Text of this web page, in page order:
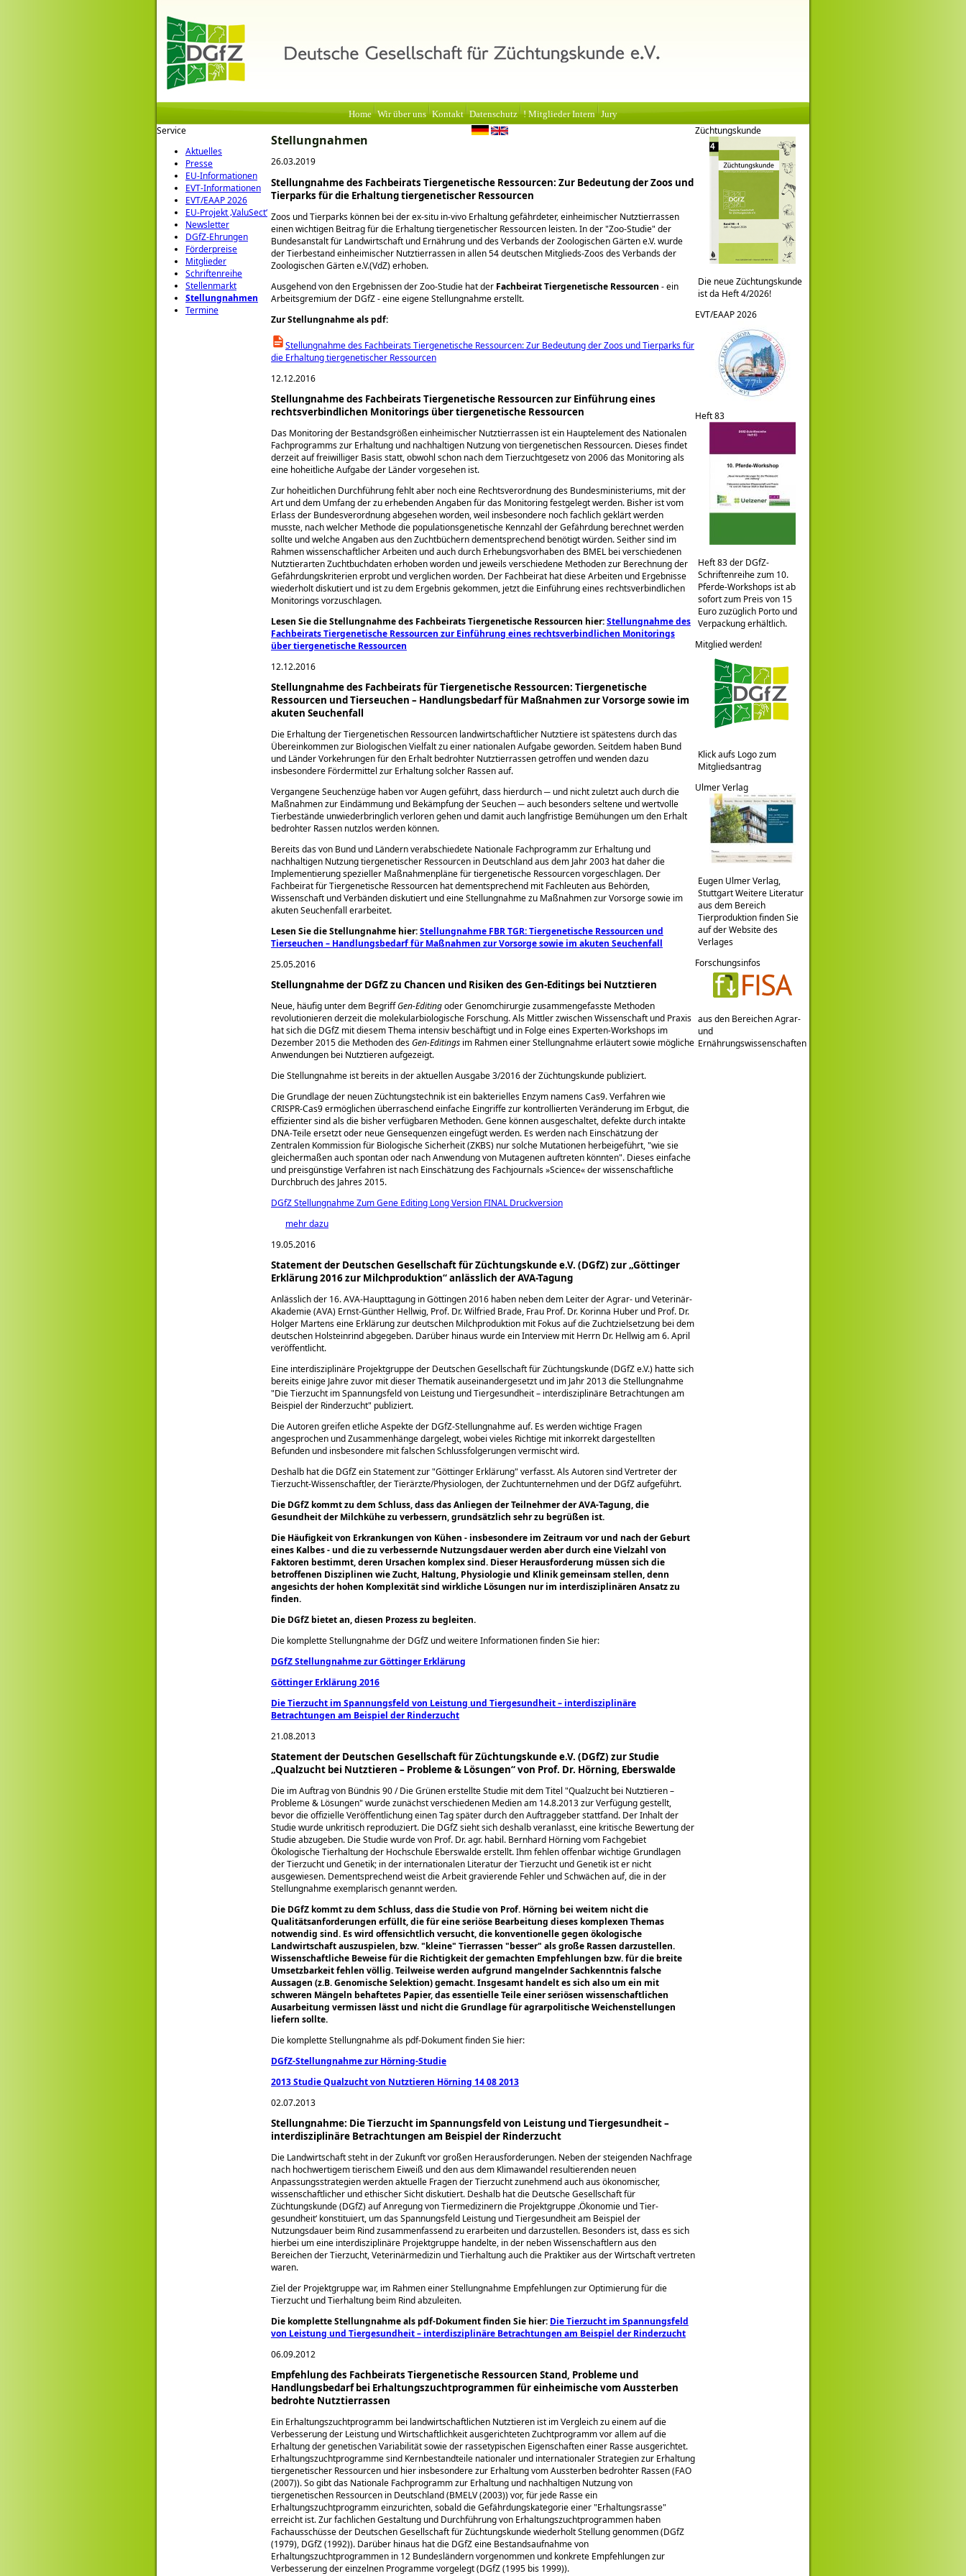
Home Wir über uns Kontakt Datenschutz ! Mitglieder Intern Jury
Service
Aktuelles
Presse
EU-Informationen
EVT-Informationen
EVT/EAAP 2026
EU-Projekt ‚ValuSect‘
Newsletter
DGfZ-Ehrungen
Förderpreise
Mitglieder
Schriftenreihe
Stellenmarkt
Stellungnahmen
Termine
Stellungnahmen
26.03.2019
Stellungnahme des Fachbeirats Tiergenetische Ressourcen: Zur Bedeutung der Zoos und
Tierparks für die Erhaltung tiergenetischer Ressourcen
Zoos und Tierparks können bei der ex-situ in-vivo Erhaltung gefährdeter, einheimischer Nutztierrassen
einen wichtigen Beitrag für die Erhaltung tiergenetischer Ressourcen leisten. In der Zoo-Studie der
Bundesanstalt für Landwirtschaft und Ernährung und des Verbands der Zoologischen Gärten e.V. wurde
der Tierbestand einheimischer Nutztierrassen in allen 54 deutschen Mitglieds-Zoos des Verbands der
Zoologischen Gärten e.V.(VdZ) erhoben.
Ausgehend von den Ergebnissen der Zoo-Studie hat der Fachbeirat Tiergenetische Ressourcen - ein
Arbeitsgremium der DGfZ - eine eigene Stellungnahme erstellt.
Zur Stellungnahme als pdf:
Stellungnahme des Fachbeirats Tiergenetische Ressourcen: Zur Bedeutung der Zoos und Tierparks für
die Erhaltung tiergenetischer Ressourcen
12.12.2016
Stellungnahme des Fachbeirats Tiergenetische Ressourcen zur Einführung eines
rechtsverbindlichen Monitorings über tiergenetische Ressourcen
Das Monitoring der Bestandsgrößen einheimischer Nutztierrassen ist ein Hauptele­ment des Nationalen
Fachprogramms zur Erhaltung und nachhaltigen Nutzung von tiergenetischen Ressourcen. Dieses findet
derzeit auf freiwilliger Basis statt, obwohl schon nach dem Tierzuchtgesetz von 2006 das Monitoring als
eine hoheitliche Auf­gabe der Länder vorgesehen ist.
Zur hoheitlichen Durchführung fehlt aber noch eine Rechtsverordnung des Bundesmi­nisteriums, mit der
Art und dem Umfang der zu erhebenden Angaben für das Monitoring festgelegt werden. Bisher ist vom
Erlass der Bundesverordnung abgesehen worden, weil insbesondere noch fachlich geklärt werden
musste, nach welcher Methode die populationsgenetische Kennzahl der Gefährdung berechnet werden
sollte und welche Angaben aus den Zuchtbüchern dementsprechend benötigt würden. Seither sind im
Rahmen wissenschaftlicher Arbeiten und auch durch Erhebungsvorhaben des BMEL bei verschiedenen
Nutztierarten Zuchtbuchdaten erhoben worden und jeweils verschie­dene Methoden zur Berechnung der
Gefährdungskriterien erprobt und vergli­chen worden. Der Fachbeirat hat diese Arbeiten und Ergebnisse
wiederholt diskutiert und ist zu dem Ergebnis gekommen, jetzt die Einführung eines rechtsverbindlichen
Monitorings vorzuschlagen.
Lesen Sie die Stellungnahme des Fachbeirats Tiergenetische Ressourcen hier:Stellungnahme des
Fachbeirats Tiergenetische Ressourcen zur Einführung eines rechtsverbindlichen Monitorings
über tiergenetische Ressourcen
12.12.2016
Stellungnahme des Fachbeirats für Tiergenetische Ressour­cen: Tiergenetische
Ressourcen und Tierseuchen – Handlungsbedarf für Maßnahmen zur Vorsorge sowie im
akuten Seuchenfall
Die Erhaltung der Tiergenetischen Ressourcen landwirtschaftlicher Nutztiere ist spätes­tens durch das
Übereinkommen zur Biologischen Vielfalt zu einer nationalen Aufgabe geworden. Seitdem haben Bund
und Länder Vorkehrungen für den Erhalt bedrohter Nutztierrassen getroffen und wenden dazu
insbesondere Fördermittel zur Erhaltung solcher Rassen auf.
Vergangene Seuchenzüge haben vor Augen geführt, dass hierdurch ─ und nicht zu­letzt auch durch die
Maßnahmen zur Eindämmung und Bekämpfung der Seuchen ─ auch besonders seltene und wertvolle
Tierbestände unwiederbringlich verloren gehen und damit auch langfristige Bemühungen um den Erhalt
bedrohter Rassen nutzlos werden können.
Bereits das von Bund und Ländern verabschiedete Nationale Fachprogramm zur Erhal­tung und
nachhaltigen Nutzung tiergenetischer Ressourcen in Deutschland aus dem Jahr 2003 hat daher die
Implementierung spezieller Maßnahmenpläne für tiergene­tische Ressourcen vorgeschlagen. Der
Fachbeirat für Tiergenetische Ressour­cen hat dementsprechend mit Fachleuten aus Behörden,
Wissenschaft und Verbänden diskutiert und eine Stellungnahme zu Maßnahmen zur Vorsorge sowie im
akuten Seuchenfall erarbeitet.
Lesen Sie die Stellungnahme hier:Stellungnahme FBR TGR: Tiergenetische Ressourcen und
Tierseuchen – Handlungsbedarf für Maßnahmen zur Vorsorge sowie im akuten Seuchenfall
25.05.2016
Stellungnahme der DGfZ zu Chancen und Risiken des Gen-Editings bei Nutztieren
Neue, häufig unter dem BegriffGen-Editingoder Genomchirurgie zusammengefasste Methoden
revolutionieren derzeit die molekularbiologische Forschung. Als Mittler zwischen Wissenschaft und Praxis
hat sich die DGfZ mit diesem Thema intensiv beschäftigt und in Folge eines Experten-Workshops im
Dezember 2015 die Methoden desGen-Editings im Rahmen einer Stellungnahme erläutert sowie mögliche
Anwendungen bei Nutztieren aufgezeigt.
Die Stellungnahme ist bereits in der aktuellen Ausgabe 3/2016 der Züchtungskunde publiziert.
Die Grundlage der neuen Züchtungstechnik ist ein bakterielles Enzym namens Cas9. Verfahren wie
CRISPR-Cas9 ermöglichen überraschend einfache Eingriffe zur kontrollierten Veränderung im Erbgut, die
effizienter sind als die bisher verfügbaren Methoden. Gene können ausgeschaltet, defekte durch intakte
DNA-Teile ersetzt oder neue Gen­sequenzen eingefügt werden. Es werden nach Einschätzung der
Zentralen Kommission für Biologische Sicherheit (ZKBS) nur solche Mutationen herbeigeführt, wie sie
gleichermaßen auch spontan oder nach Anwendung von Mutagenen auftreten könnten . Dieses einfache
und preisgünstige Verfahren ist nach Einschätzung des Fachjournals »Science« der wissenschaftliche
Durchbruch des Jahres 2015.
DGfZ Stellungnahme Zum Gene Editing Long Version FINAL Druckversion
mehr dazu
19.05.2016
Statement der Deutschen Gesellschaft für Züchtungskunde e.V. (DGfZ) zur „Göttinger
Erklärung 2016 zur Milchproduktion“ anlässlich der AVA-Tagung
Anlässlich der 16. AVA-Haupttagung in Göttingen 2016 haben neben dem Leiter der Agrar- und Veterinär-
Akademie (AVA) Ernst-Günther Hellwig, Prof. Dr. Wilfried Brade, Frau Prof. Dr. Korinna Huber und Prof. Dr.
Holger Martens eine Erklärung zur deutschen Milchproduktion mit Fokus auf die Zuchtzielsetzung bei dem
deutschen Holsteinrind abgegeben. Darüber hinaus wurde ein Interview mit Herrn Dr. Hellwig am 6. April
veröffentlicht.
Eine interdisziplinäre Projektgruppe der Deutschen Gesellschaft für Züchtungskunde (DGfZ e.V.) hatte sich
bereits einige Jahre zuvor mit dieser Thematik auseinandergesetzt und im Jahr 2013 die Stellungnahme
Die Tierzucht im Spannungsfeld von Leistung und Tiergesundheit – interdisziplinäre Betrachtungen am
Beispiel der Rinderzucht publiziert.
Die Autoren greifen etliche Aspekte der DGfZ-Stellungnahme auf. Es werden wichtige Fragen
angesprochen und Zusammenhänge dargelegt, wobei vieles Richtige mit inkorrekt dargestellten
Befunden und insbesondere mit falschen Schlussfolgerungen vermischt wird.
Deshalb hat die DGfZ ein Statement zur Göttinger Erklärung verfasst. Als Autoren sind Vertreter der
Tierzucht-Wissenschaftler, der Tierärzte/Physiologen, der Zuchtunternehmen und der DGfZ aufgeführt.
Die DGfZ kommt zu dem Schluss, dass das Anliegen der Teilnehmer der AVA-Tagung, die
Gesundheit der Milchkühe zu verbessern, grundsätzlich sehr zu begrüßen ist.
Die Häufigkeit von Erkrankungen von Kühen - insbesondere im Zeitraum vor und nach der Geburt
eines Kalbes - und die zu verbessernde Nutzungsdauer werden aber durch eine Vielzahl von
Faktoren bestimmt, deren Ursa­chen komplex sind. Dieser Herausforderung müssen sich die
betroffenen Disziplinen wie Zucht, Haltung, Physiologie und Klinik gemeinsam stellen, denn
angesichts der hohen Komplexität sind wirkliche Lösungen nur im interdisziplinären Ansatz zu
finden.
Die DGfZ bietet an, diesen Prozess zu begleiten.
Die komplette Stellungnahme der DGfZ und weitere Informationen finden Sie hier:
DGfZ Stellungnahme zur Göttinger Erklärung
Göttinger Erklärung 2016
Die Tierzucht im Spannungsfeld von Leistung und Tiergesundheit – interdisziplinäre
Betrachtungen am Beispiel der Rinderzucht
21.08.2013
Statement der Deutschen Gesellschaft für Züchtungskunde e.V. (DGfZ) zur Studie
„Qualzucht bei Nutztieren – Probleme & Lösungen“ von Prof. Dr. Hörning, Eberswalde
Die im Auftrag von Bündnis 90 / Die Grünen erstellte Studie mit dem Titel Qualzucht bei Nutztieren –
Probleme & Lösungen wurde zunächst verschiedenen Medien am 14.8.2013 zur Verfügung gestellt,
bevor die offizielle Veröffentlichung einen Tag später durch den Auftraggeber stattfand. Der Inhalt der
Studie wurde unkritisch reproduziert. Die DGfZ sieht sich deshalb veranlasst, eine kritische Bewertung der
Studie abzugeben. Die Studie wurde von Prof. Dr. agr. habil. Bernhard Hörning vom Fachgebiet
Ökologische Tierhaltung der Hochschule Eberswalde erstellt. Ihm fehlen offenbar wichtige Grundlagen
der Tierzucht und Genetik; in der internationalen Literatur der Tierzucht und Genetik ist er nicht
ausgewiesen. Dement­sprechend weist die Arbeit gravierende Fehler und Schwächen auf, die in der
Stellungnahme exemplarisch genannt werden.
Die DGfZ kommt zu dem Schluss, dass die Studie von Prof. Hörning bei weitem nicht die
Qualitätsanforderungen erfüllt, die für eine seriöse Bearbeitung dieses komplexen Themas
notwendig sind. Es wird offensichtlich versucht, die konventionelle gegen ökologische
Landwirtschaft auszuspielen, bzw. kleine Tierrassen besser als große Rassen darzustellen.
Wissenschaftliche Beweise für die Richtigkeit der gemachten Empfehlungen bzw. für die breite
Umsetzbarkeit fehlen völlig. Teilweise werden aufgrund mangelnder Sachkenntnis falsche
Aussagen (z.B. Genomische Selektion) gemacht. Insgesamt handelt es sich also um ein mit
schweren Mängeln behaftetes Papier, das essentielle Teile einer seriösen wissenschaftlichen
Ausarbeitung vermissen lässt und nicht die Grundlage für agrarpolitische Weichenstellungen
liefern sollte.
Die komplette Stellungnahme als pdf-Dokument finden Sie hier:
DGfZ-Stellungnahme zur Hörning-Studie
2013 Studie Qualzucht von Nutztieren Hörning 14 08 2013
02.07.2013
Stellungnahme: Die Tierzucht im Spannungsfeld von Leistung und Tiergesundheit –
interdisziplinäre Betrachtungen am Beispiel der Rinderzucht
Die Landwirtschaft steht in der Zukunft vor großen Herausforderungen. Neben der steigenden Nachfrage
nach hochwertigem tierischem Eiweiß und den aus dem Klimawandel resultierenden neuen
Anpassungsstrategien werden aktuelle Fragen der Tierzucht zunehmend auch aus ökonomischer,
wissenschaftlicher und ethischer Sicht diskutiert. Deshalb hat die Deutsche Gesellschaft für
Züchtungskunde (DGfZ) auf Anregung von Tiermedizinern die Projektgruppe ‚Ökonomie und Tier­
gesundheit‘ konstituiert, um das Spannungsfeld Leistung und Tiergesundheit am Beispiel der
Nutzungsdauer beim Rind zusammenfassend zu erarbeiten und darzu­stellen. Besonders ist, dass es sich
hierbei um eine interdisziplinäre Projektgruppe handelte, in der neben Wissenschaftlern aus den
Bereichen der Tierzucht, Veterinärmedizin und Tierhaltung auch die Praktiker aus der Wirtschaft vertreten
waren.
Ziel der Projektgruppe war, im Rahmen einer Stellungnahme Empfehlungen zur Optimierung für die
Tierzucht und Tierhaltung beim Rind abzuleiten.
Die komplette Stellungnahme als pdf-Dokument finden Sie hier: Die Tierzucht im Spannungsfeld
von Leistung und Tiergesundheit – interdisziplinäre Betrachtungen am Beispiel der Rinderzucht
06.09.2012
Empfehlung des Fachbeirats Tiergenetische Ressourcen Stand, Probleme und
Handlungsbedarf bei Erhaltungszuchtprogrammen für einheimische vom Aussterben
bedrohte Nutztierrassen
Ein Erhaltungszuchtprogramm bei landwirtschaftlichen Nutztieren ist im Vergleich zu einem auf die
Verbesserung der Leistung und Wirtschaftlichkeit ausgerichteten Zuchtprogramm vor allem auf die
Erhaltung der genetischen Variabilität sowie der rassetypischen Eigenschaften einer Rasse ausgerichtet.
Erhaltungszuchtprogramme sind Kernbestandteile nationaler und internationaler Strategien zur Erhaltung
tiergenetischer Ressourcen und hier insbesondere zur Erhaltung vom Aussterben bedrohter Rassen (FAO
(2007)). So gibt das Nationale Fachprogramm zur Erhaltung und nachhaltigen Nutzung von
tiergenetischen Ressourcen in Deutschland (BMELV (2003)) vor, für jede Rasse ein
Erhaltungszuchtprogramm einzurichten, sobald die Gefährdungskategorie einer Erhaltungsrasse
erreicht ist. Zur fachlichen Gestaltung und Durchführung von Erhaltungszuchtprogrammen haben
Fachausschüsse der Deutschen Gesellschaft für Züchtungskunde wiederholt Stellung genommen (DGfZ
(1979), DGfZ (1992)). Darüber hinaus hat die DGfZ eine Bestandsaufnahme von
Erhaltungszuchtprogrammen in 12 Bundesländern vorgenommen und konkrete Empfehlungen zur
Verbesserung der einzelnen Programme vorgelegt (DGfZ (1995 bis 1999)).
Züchtungskunde
Die neue Züchtungskunde
ist da Heft 4/2026!
EVT/EAAP 2026
Heft 83
Heft 83 der DGfZ-
Schriftenreihe zum 10.
Pferde-Workshops ist ab
sofort zum Preis von 15
Euro zuzüglich Porto und
Verpackung erhältlich.
Mitglied werden!
Klick aufs Logo zum
Mitgliedsantrag
Ulmer Verlag
Eugen Ulmer Verlag,
Stuttgart Weitere Literatur
aus dem Bereich
Tierproduktion finden Sie
auf der Website des
Verlages
Forschungsinfos
aus den Bereichen Agrar-
und
Ernährungswissenschaften